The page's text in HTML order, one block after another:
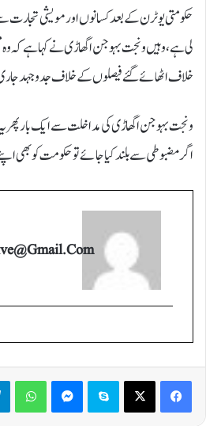
حکومتی یو ٹرن کے بعد کسانوں اور مویشی
لی ہے، وہیں ونجت بہوجن اگھاڑی نے کہا ہے کہ
خلاف اٹھائے گئے فیصلوں کے خلاف جدوجہد
ونجت بہوجن اگھاڑی کی مداخلت سے ایک بار پھر
اگر مضبوطی سے بلند کیا جائے تو حکومت کو بھی
X